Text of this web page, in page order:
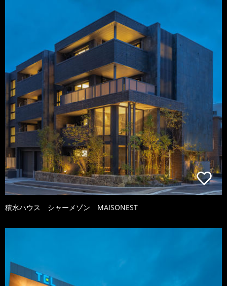
積水ハウス シャーメゾン MAISONEST